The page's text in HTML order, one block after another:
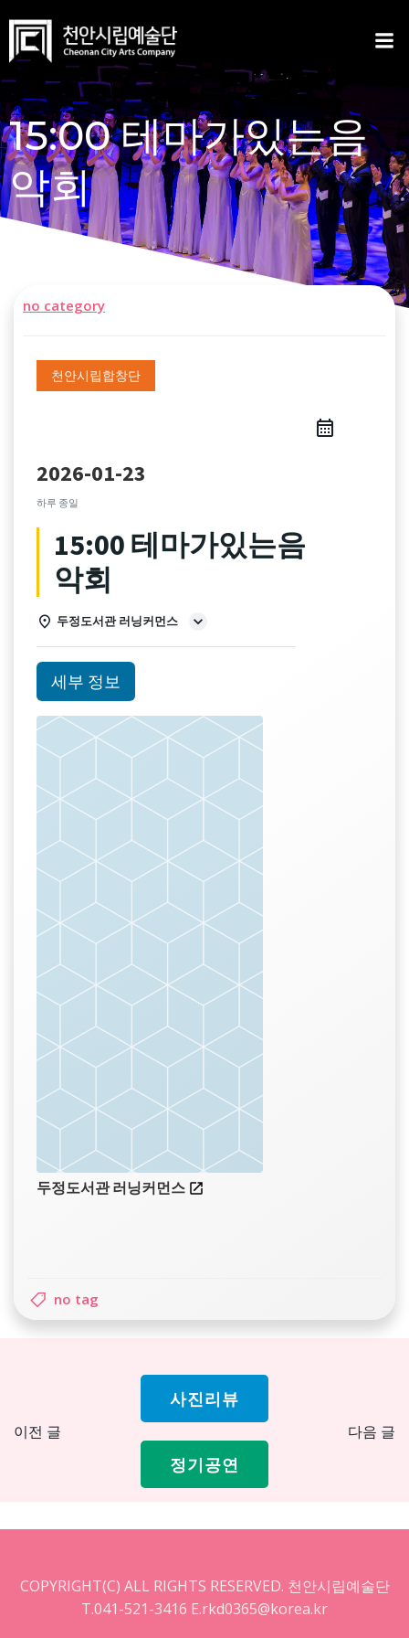
content
15:00 테마가있는음
악회
no category
천안시립합창단
2026-01-23
하루 종일
15:00 테마가있는음
악회
두정도서관 러닝커먼스
세부 정보
두정도서관 러닝커먼스
no tag
Post
navigation
이전 글
사진리뷰
정기공연
다음 글
COPYRIGHT(C) ALL RIGHTS RESERVED. 천안시립예술단
T.041-521-3416 E.rkd0365@korea.kr